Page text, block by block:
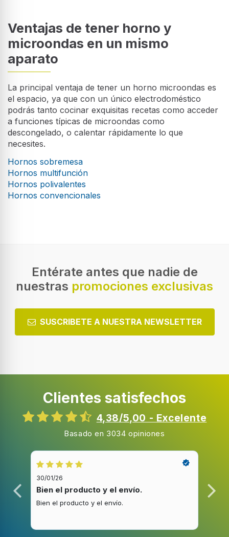
Ventajas de tener horno y
microondas en un mismo
aparato
La principal ventaja de tener un horno microondas es
el espacio, ya que con un único electrodoméstico
podrás tanto cocinar exquisitas recetas como acceder
a funciones típicas de microondas como
descongelado, o calentar rápidamente lo que
necesites.
Hornos sobremesa
Hornos multifunción
Hornos polivalentes
Hornos convencionales
Entérate antes que nadie de
nuestras promociones exclusivas
SUSCRIBETE A NUESTRA NEWSLETTER
Clientes satisfechos
4,38/5,00 - Excelente
Basado en 3034 opiniones
30/01/26
Bien el producto y el envío.
Bien el producto y el envío.